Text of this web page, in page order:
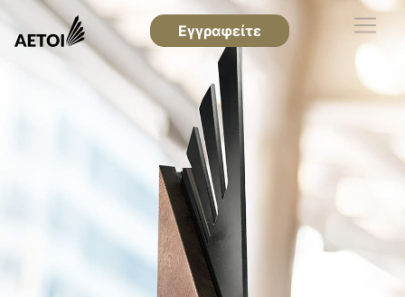
Εγγραφείτε